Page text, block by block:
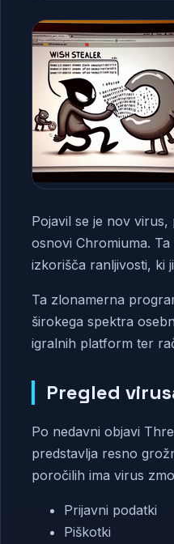
Pojavil se je nov virus,
osnovi Chromiuma.
izkorišča ranljivosti, ki
Ta zlonamerna
širokega spektra
igralnih platform ter
Pregled
Po nedavni objavi
predstavlja resno
poročilih ima virus
Prijavni podatki
Piškotki